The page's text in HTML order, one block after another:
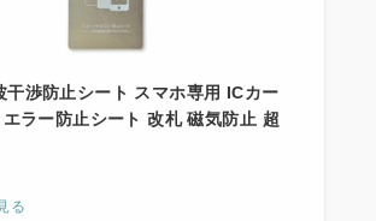
渉防止シート スマホ専用 ICカー
エラー防止シート 改札 磁気防止 超
る